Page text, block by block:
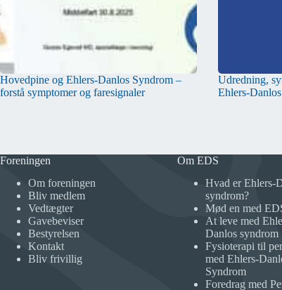
Hovedpine og Ehlers-Danlos Syndrom –
forstå symptomer og faresignaler
Udredning,
Ehlers-
Foreningen
Om foreningen
Bliv medlem
Vedtægter
Gavebeviser
Bestyrelsen
Kontakt
Bliv frivillig
Om EDS
Hvad er Ehlers-
syndrom?
Mød en med
At leve med
Danlos syndrom
Fysioterapi til
med Ehlers-
Syndrom
Foredrag med